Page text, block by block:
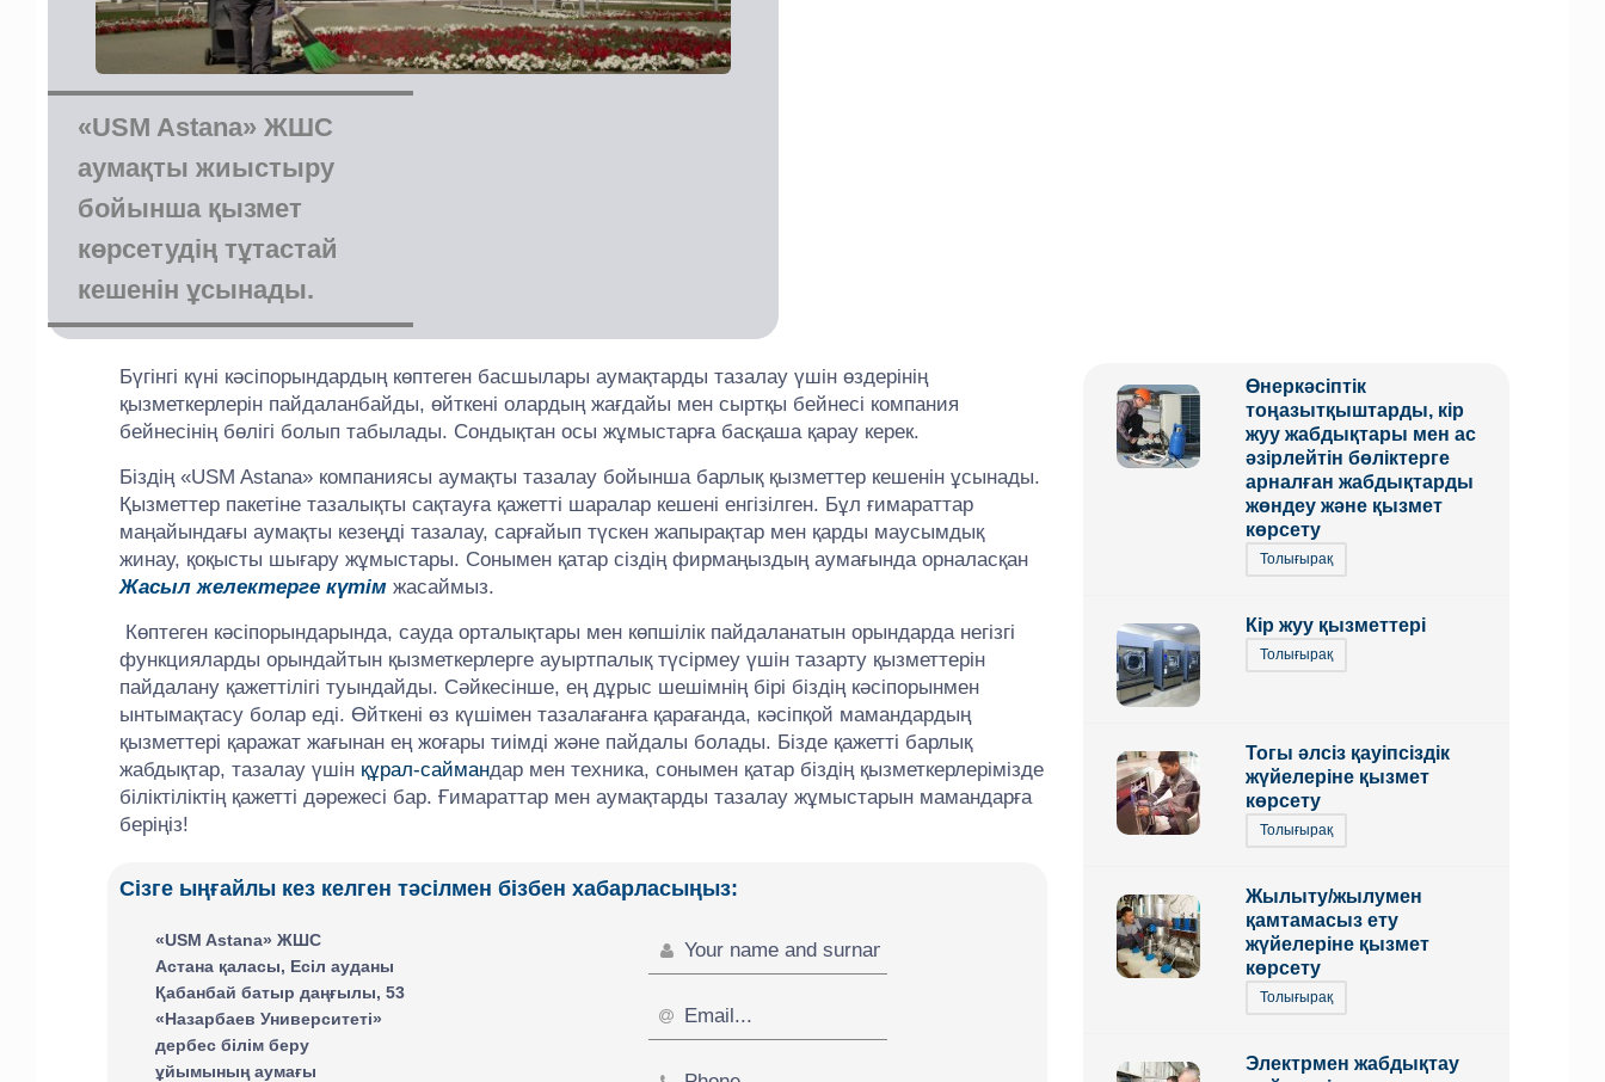
«USM Astana» ЖШС
аумақты жиыстыру
бойынша қызмет
көрсетудің тұтастай
кешенін ұсынады.
Бүгінгі күні кәсіпорындардың көптеген басшылары аумақтарды тазалау үшін өздерінің
қызметкерлерін пайдаланбайды, өйткені олардың жағдайы мен сыртқы бейнесі компания
бейнесінің бөлігі болып табылады. Сондықтан осы жұмыстарға басқаша қарау керек.
Біздің «USM Astana» компаниясы аумақты тазалау бойынша барлық қызметтер кешенін ұсынады.
Қызметтер пакетіне тазалықты сақтауға қажетті шаралар кешені енгізілген. Бұл ғимараттар
маңайындағы аумақты кезеңді тазалау, сарғайып түскен жапырақтар мен қарды маусымдық
жинау, қоқысты шығару жұмыстары. Сонымен қатар сіздің фирмаңыздың аумағында орналасқан
Жасыл желектерге күтім жасаймыз.
Көптеген кәсіпорындарында, сауда орталықтары мен көпшілік пайдаланатын орындарда негізгі
функцияларды орындайтын қызметкерлерге ауыртпалық түсірмеу үшін тазарту қызметтерін
пайдалану қажеттілігі туындайды. Сәйкесінше, ең дұрыс шешімнің бірі біздің кәсіпорынмен
ынтымақтасу болар еді. Өйткені өз күшімен тазалағанға қарағанда, кәсіпқой мамандардың
қызметтері қаражат жағынан ең жоғары тиімді және пайдалы болады. Бізде қажетті барлық
жабдықтар, тазалау үшін құрал-саймандар мен техника, сонымен қатар біздің қызметкерлерімізде
біліктіліктің қажетті дәрежесі бар. Ғимараттар мен аумақтарды тазалау жұмыстарын мамандарға
беріңіз!
Сізге ыңғайлы кез келген тәсілмен бізбен хабарласыңыз:
«USM Astana» ЖШС
Астана қаласы, Есіл ауданы
Қабанбай батыр даңғылы, 53
«Назарбаев Университеті»
дербес білім беру
ұйымының аумағы
Өнеркәсіптік
тоңазытқыштарды, кір
жуу жабдықтары мен ас
әзірлейтін бөліктерге
арналған жабдықтарды
жөндеу және қызмет
көрсету
Толығырақ
Кір жуу қызметтері
Толығырақ
Тогы әлсіз қауіпсіздік
жүйелеріне қызмет
көрсету
Толығырақ
Жылыту/жылумен
қамтамасыз ету
жүйелеріне қызмет
көрсету
Толығырақ
Электрмен жабдықтау